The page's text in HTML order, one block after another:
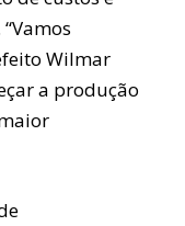
Wilmar
a produção